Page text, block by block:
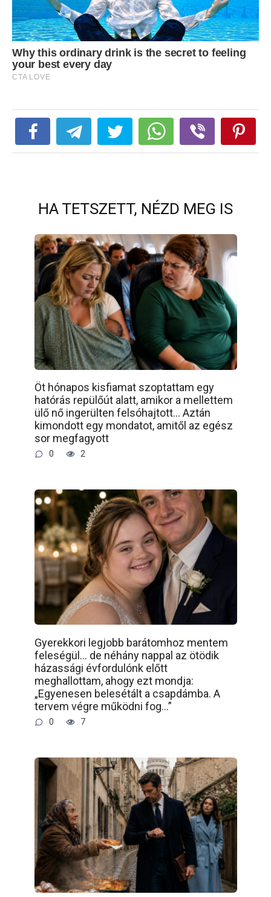
HA TETSZETT, NÉZD MEG IS
Öt hónapos kisfiamat szoptattam egy
hatórás repülőút alatt, amikor a mellettem
ülő nő ingerülten felsóhajtott… Aztán
kimondott egy mondatot, amitől az egész
sor megfagyott
0 2
Gyerekkori legjobb barátomhoz mentem
feleségül… de néhány nappal az ötödik
házassági évfordulónk előtt
meghallottam, ahogy ezt mondja:
„Egyenesen belesétált a csapdámba. A
tervem végre működni fog…”
0 7